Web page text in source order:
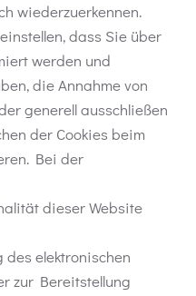
wiederzuerkennen.
dass Sie über
werden und
die Annahme von
generell ausschließen
der Cookies beim
Bei der
dieser Website
des elektronischen
zur Bereitstellung